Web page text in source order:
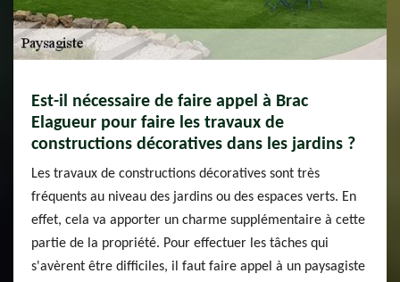
Est-il nécessaire de faire appel à Brac
Elagueur pour faire les travaux de
constructions décoratives dans les jardins ?
Les travaux de constructions décoratives sont très
fréquents au niveau des jardins ou des espaces verts. En
effet, cela va apporter un charme supplémentaire à cette
partie de la propriété. Pour effectuer les tâches qui
s'avèrent être difficiles, il faut faire appel à un paysagiste